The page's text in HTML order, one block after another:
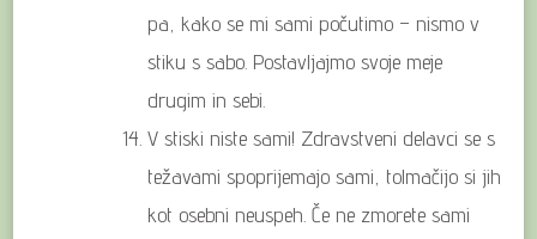
pa, kako se mi sami počutimo – nismo v
stiku s sabo. Postavljajmo svoje meje
drugim in sebi.
V stiski niste sami! Zdravstveni delavci se s
težavami spoprijemajo sami, tolmačijo si jih
kot osebni neuspeh. Če ne zmorete sami